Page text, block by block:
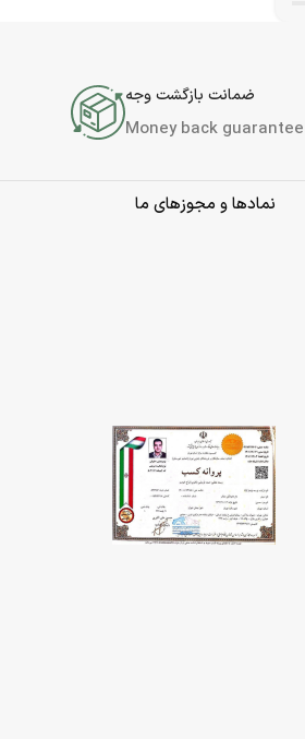
ضمانت بازگشت وجه
Money back guarantee
نمادها و مجوزهای ما